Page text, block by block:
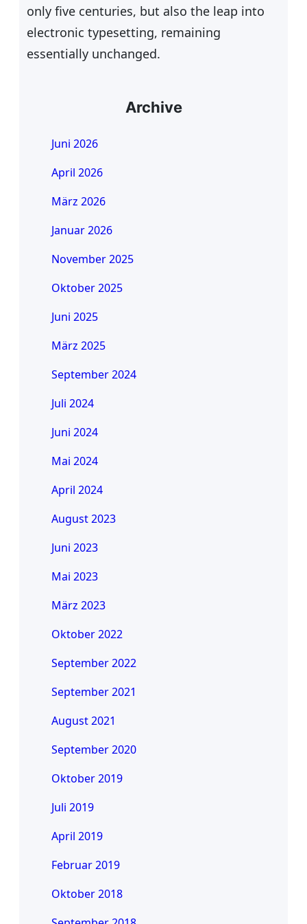
only five centuries, but also the leap into
electronic typesetting, remaining
essentially unchanged.
Archive
Juni 2026
April 2026
März 2026
Januar 2026
November 2025
Oktober 2025
Juni 2025
März 2025
September 2024
Juli 2024
Juni 2024
Mai 2024
April 2024
August 2023
Juni 2023
Mai 2023
März 2023
Oktober 2022
September 2022
September 2021
August 2021
September 2020
Oktober 2019
Juli 2019
April 2019
Februar 2019
Oktober 2018